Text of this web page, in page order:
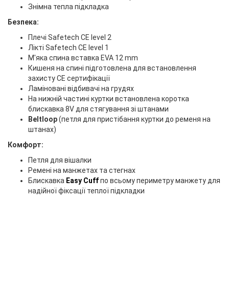
Знімна тепла підкладка
Безпека:
Плечі Safetech CE level 2
Лікті Safetech CE level 1
М'яка спина вставка EVA 12 mm
Кишеня на спині підготовлена для встановлення
захисту CE сертифікації
Ламіновані відбивачі на грудях
На нижній частині куртки встановлена коротка
блискавка 8V для стягування зі штанами
Beltloop(петля для пристібання куртки до ременя на
штанах)
Комфорт:
Петля для вішалки
Ремені на манжетах та стегнах
Блискавка Easy Cuffпо всьому периметру манжету для
надійної фіксації теплої підкладки